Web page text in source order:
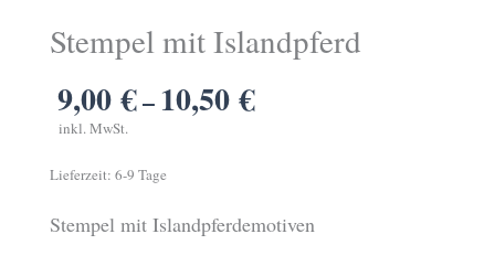
Stempel mit Islandpferd
9,00€–10,50€
inkl. MwSt.
Lieferzeit: 6-9 Tage
Stempel mit Islandpferdemotiven